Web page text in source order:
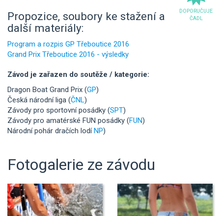
DOPORUČUJE
ČADL
Propozice, soubory ke stažení a
další materiály:
Program a rozpis GP Třeboutice 2016
Grand Prix Třeboutice 2016 - výsledky
Závod je zařazen do soutěže / kategorie:
Dragon Boat Grand Prix (GP)
Česká národní liga (ČNL)
Závody pro sportovní posádky (SPT)
Závody pro amatérské FUN posádky (FUN)
Národní pohár dračích lodíNP)
Fotogalerie ze závodu